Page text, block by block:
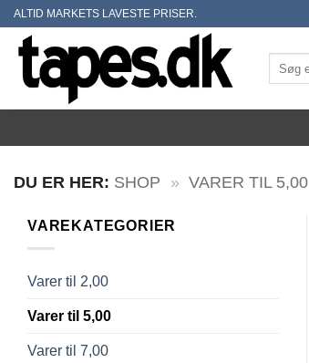
Skip
content
ALTID MARKETS LAVESTE PRISER.
Søg
efter:
DU ER HER: SHOP » VARER TIL 5,00
VAREKATEGORIER
Varer til 2,00
Varer til 5,00
Varer til 7,00